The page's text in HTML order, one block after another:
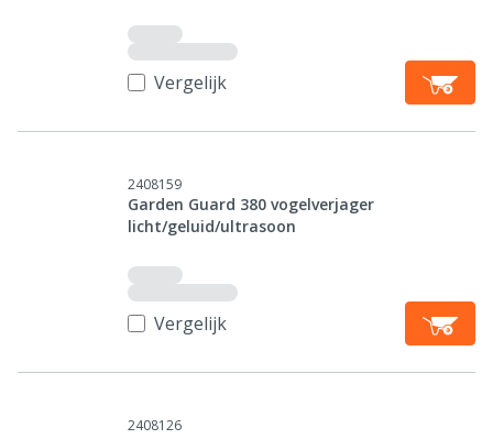
Vergelijk
2408159
Garden Guard 380 vogelverjager
licht/geluid/ultrasoon
Vergelijk
2408126